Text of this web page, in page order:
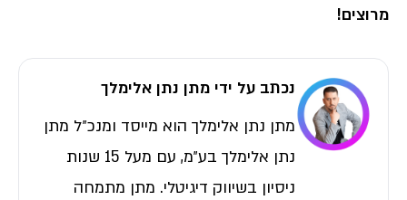
מרוצים!
נכתב על ידי מתן נתן אלימלך
מתן נתן אלימלך הוא מייסד ומנכ״ל מתן
נתן אלימלך בע״מ, עם מעל 15 שנות
ניסיון בשיווק דיגיטלי. מתן מתמחה